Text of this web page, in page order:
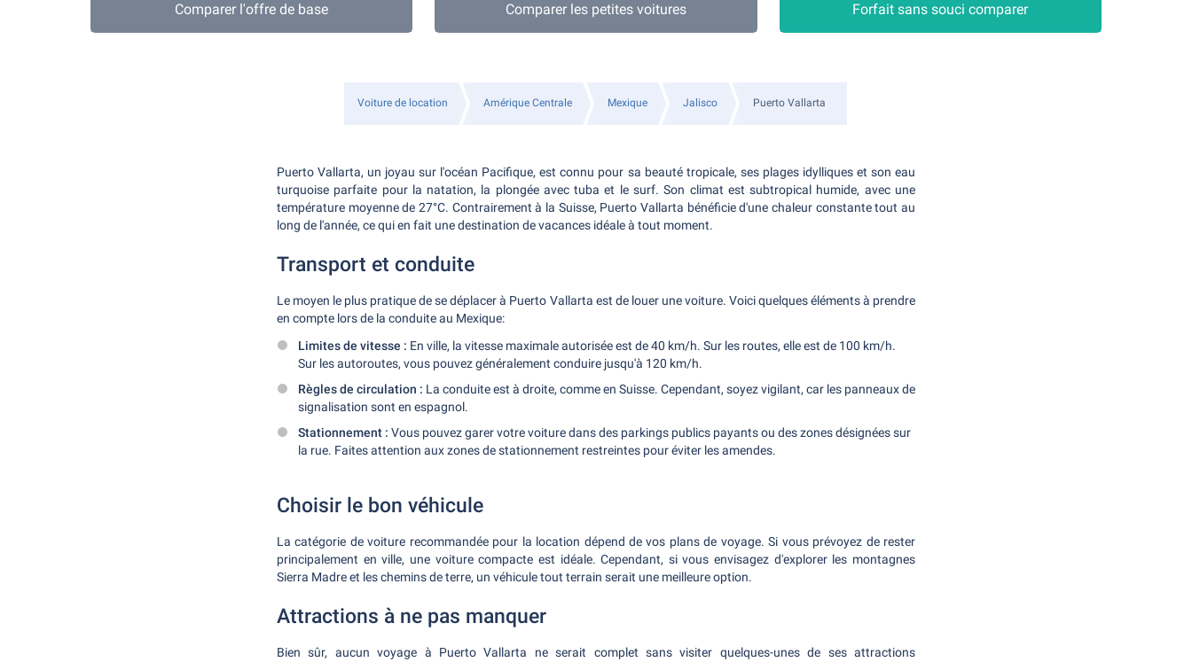
Comparer l'offre de base Comparer les petites voitures Forfait sans souci comparer
Voiture de location Amérique Centrale Mexique Jalisco Puerto Vallarta
Puerto Vallarta, un joyau sur l'océan Pacifique, est connu pour sa beauté tropicale, ses plages idylliques et son eau
turquoise parfaite pour la natation, la plongée avec tuba et le surf. Son climat est subtropical humide, avec une
température moyenne de 27°C. Contrairement à la Suisse, Puerto Vallarta bénéficie d'une chaleur constante tout au
long de l'année, ce qui en fait une destination de vacances idéale à tout moment.
Transport et conduite
Le moyen le plus pratique de se déplacer à Puerto Vallarta est de louer une voiture. Voici quelques éléments à prendre
en compte lors de la conduite au Mexique:
Limites de vitesse : En ville, la vitesse maximale autorisée est de 40 km/h. Sur les routes, elle est de 100 km/h.
Sur les autoroutes, vous pouvez généralement conduire jusqu'à 120 km/h.
Règles de circulation : La conduite est à droite, comme en Suisse. Cependant, soyez vigilant, car les panneaux de
signalisation sont en espagnol.
Stationnement : Vous pouvez garer votre voiture dans des parkings publics payants ou des zones désignées sur
la rue. Faites attention aux zones de stationnement restreintes pour éviter les amendes.
Choisir le bon véhicule
La catégorie de voiture recommandée pour la location dépend de vos plans de voyage. Si vous prévoyez de rester
principalement en ville, une voiture compacte est idéale. Cependant, si vous envisagez d'explorer les montagnes
Sierra Madre et les chemins de terre, un véhicule tout terrain serait une meilleure option.
Attractions à ne pas manquer
Bien sûr, aucun voyage à Puerto Vallarta ne serait complet sans visiter quelques-unes de ses attractions